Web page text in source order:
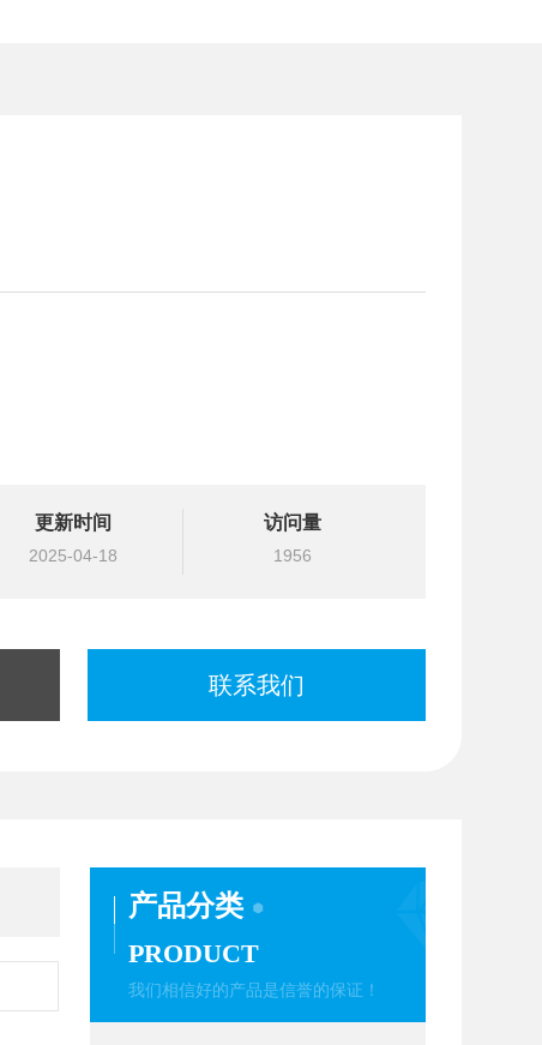
更新时间
2025-04-18
访问量
1956
联系我们
产品分类
PRODUCT
我们相信好的产品是信誉的保证！